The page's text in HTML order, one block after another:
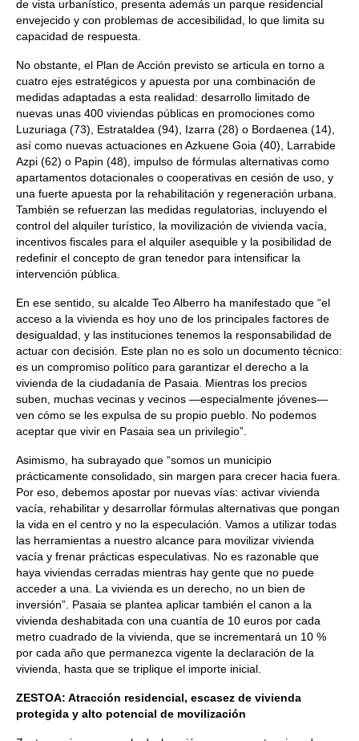
de vista urbanístico, presenta además un parque residencial
envejecido y con problemas de accesibilidad, lo que limita su
capacidad de respuesta.
No obstante, el Plan de Acción previsto se articula en torno a
cuatro ejes estratégicos y apuesta por una combinación de
medidas adaptadas a esta realidad: desarrollo limitado de
nuevas unas 400 viviendas públicas en promociones como
Luzuriaga (73), Estrataldea (94), Izarra (28) o Bordaenea (14),
así como nuevas actuaciones en Azkuene Goia (40), Larrabide
Azpi (62) o Papin (48), impulso de fórmulas alternativas como
apartamentos dotacionales o cooperativas en cesión de uso, y
una fuerte apuesta por la rehabilitación y regeneración urbana.
También se refuerzan las medidas regulatorias, incluyendo el
control del alquiler turístico, la movilización de vivienda vacía,
incentivos fiscales para el alquiler asequible y la posibilidad de
redefinir el concepto de gran tenedor para intensificar la
intervención pública.
En ese sentido, su alcalde Teo Alberro ha manifestado que “el
acceso a la vivienda es hoy uno de los principales factores de
desigualdad, y las instituciones tenemos la responsabilidad de
actuar con decisión. Este plan no es solo un documento técnico:
es un compromiso político para garantizar el derecho a la
vivienda de la ciudadanía de Pasaia. Mientras los precios
suben, muchas vecinas y vecinos —especialmente jóvenes—
ven cómo se les expulsa de su propio pueblo. No podemos
aceptar que vivir en Pasaia sea un privilegio”.
Asimismo, ha subrayado que “somos un municipio
prácticamente consolidado, sin margen para crecer hacia fuera.
Por eso, debemos apostar por nuevas vías: activar vivienda
vacía, rehabilitar y desarrollar fórmulas alternativas que pongan
la vida en el centro y no la especulación. Vamos a utilizar todas
las herramientas a nuestro alcance para movilizar vivienda
vacía y frenar prácticas especulativas. No es razonable que
haya viviendas cerradas mientras hay gente que no puede
acceder a una. La vivienda es un derecho, no un bien de
inversión”. Pasaia se plantea aplicar también el canon a la
vivienda deshabitada con una cuantía de 10 euros por cada
metro cuadrado de la vivienda, que se incrementará un 10 %
por cada año que permanezca vigente la declaración de la
vivienda, hasta que se triplique el importe inicial.
ZESTOA: Atracción residencial, escasez de vivienda
protegida y alto potencial de movilización